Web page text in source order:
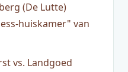
(De Lutte)
huiskamer" van
vs. Landgoed